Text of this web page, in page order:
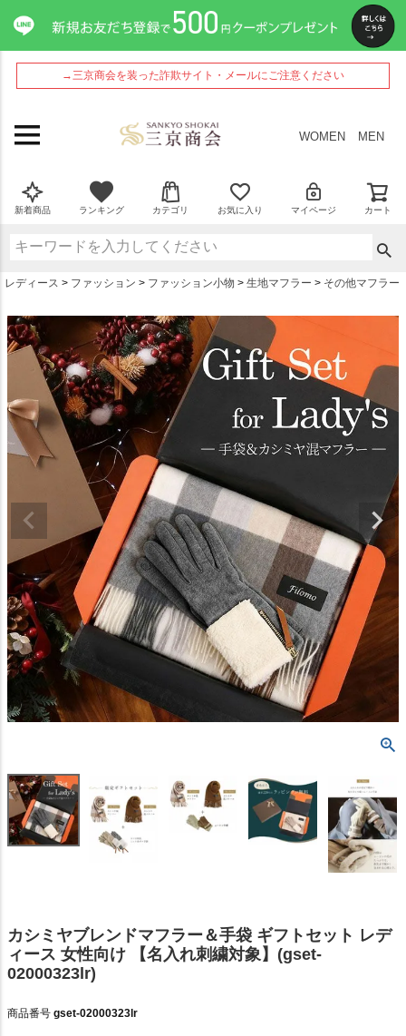
→三京商会を装った詐欺サイト・メールにご注意ください
WOMEN MEN
新着商品 ランキング カテゴリ お気に入り マイページ カート
レディース ファッション ファッション小物 生地マフラー その他マフラー
カシミヤブレンドマフラー＆手袋 ギフトセット レデ
ィース 女性向け 【名入れ刺繍対象】(gset-
02000323lr)
商品番号 gset-02000323lr
ペー
ジト
ップ
へ